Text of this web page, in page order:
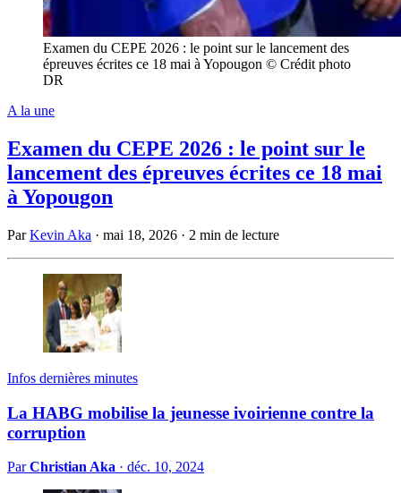
Examen du CEPE 2026 : le point sur le lancement des
épreuves écrites ce 18 mai à Yopougon © Crédit photo
DR
A la une
Examen du CEPE 2026 : le point sur le
lancement des épreuves écrites ce 18 mai
à Yopougon
ParKevin Aka · mai 18, 2026 · 2 min de lecture
Infos dernières minutes
La HABG mobilise la jeunesse ivoirienne contre la
corruption
ParChristian Aka · déc. 10, 2024